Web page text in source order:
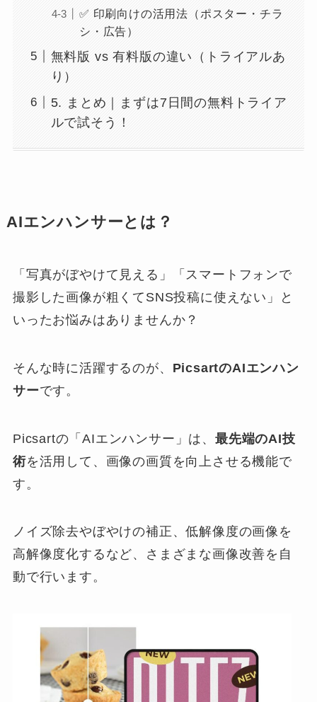
✅ 印刷向けの活用法（ポスター・チラ
シ・広告）
無料版 vs 有料版の違い（トライアルあ
り）
5. まとめ｜まずは7日間の無料トライア
ルで試そう！
AIエンハンサーとは？
「写真がぼやけて見える」「スマートフォンで
撮影した画像が粗くてSNS投稿に使えない」と
いったお悩みはありませんか？
そんな時に活躍するのが、 PicsartのAIエンハン
サーです。
Picsartの「AIエンハンサー」は、最先端のAI技
術を活用して、画像の画質を向上させる機能で
す。
ノイズ除去やぼやけの補正、低解像度の画像を
高解像度化するなど、さまざまな画像改善を自
動で行います。